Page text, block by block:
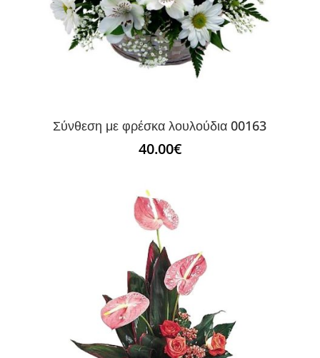
Σύνθεση με φρέσκα λουλούδια 00163
40.00€